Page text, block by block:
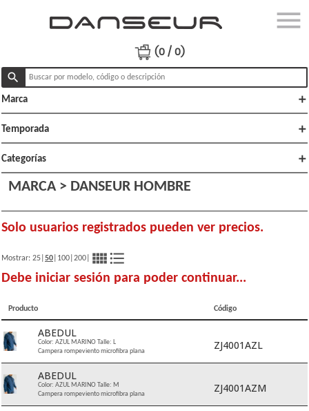
menu
Productos
Ofertas
Lo
nuevo
Polï¿½ticas
de venta
(0 / 0)
search
Marca add
Temporada add
Categorías add
MARCA > DANSEUR HOMBRE
Solo usuarios registrados pueden ver precios.
Mostrar: 25 50 100 200 view_comfyformat_list_bulleted
Debe iniciar sesión para poder continuar...
Producto Código
ABEDUL
Color: AZUL MARINO Talle: L
Campera rompeviento microfibra plana
ZJ4001AZL
ABEDUL
Color: AZUL MARINO Talle: M
Campera rompeviento microfibra plana
ZJ4001AZM